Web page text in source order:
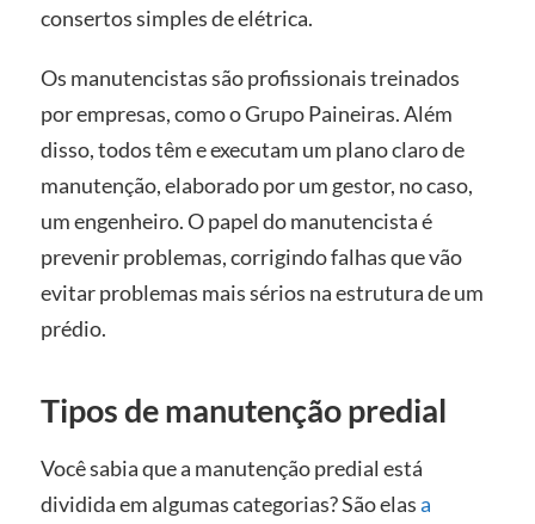
consertos simples de elétrica.
Os manutencistas são profissionais treinados
por empresas, como o Grupo Paineiras. Além
disso, todos têm e executam um plano claro de
manutenção, elaborado por um gestor, no caso,
um engenheiro. O papel do manutencista é
prevenir problemas, corrigindo falhas que vão
evitar problemas mais sérios na estrutura de um
prédio.
Tipos de manutenção predial
Você sabia que a manutenção predial está
dividida em algumas categorias? São elasa